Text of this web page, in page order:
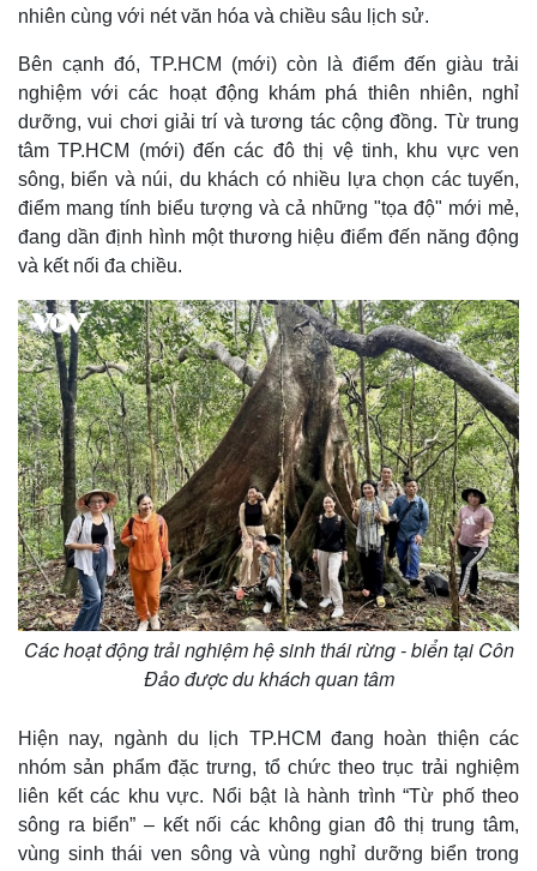
Kinh tế
Thị trường
nhiên cùng với nét văn hóa và chiều sâu lịch sử.
Bên cạnh đó, TP.HCM (mới) còn là điểm đến giàu trải
nghiệm với các hoạt động khám phá thiên nhiên, nghỉ
dưỡng, vui chơi giải trí và tương tác cộng đồng. Từ trung
tâm TP.HCM (mới) đến các đô thị vệ tinh, khu vực ven
sông, biển và núi, du khách có nhiều lựa chọn các tuyến,
điểm mang tính biểu tượng và cả những "tọa độ" mới mẻ,
đang dần định hình một thương hiệu điểm đến năng động
và kết nối đa chiều.
Các hoạt động trải nghiệm hệ sinh thái rừng - biển tại Côn
Đảo được du khách quan tâm
Hiện nay, ngành du lịch TP.HCM đang hoàn thiện các
nhóm sản phẩm đặc trưng, tổ chức theo trục trải nghiệm
liên kết các khu vực. Nổi bật là hành trình “Từ phố theo
sông ra biển” – kết nối các không gian đô thị trung tâm,
vùng sinh thái ven sông và vùng nghỉ dưỡng biển trong